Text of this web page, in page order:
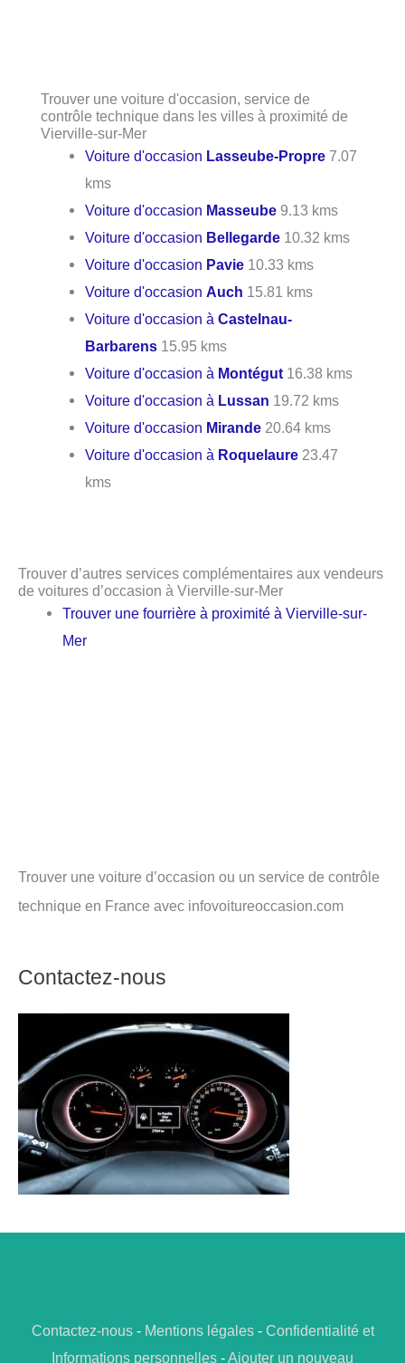
Trouver une voiture d'occasion, service de
contrôle technique dans les villes à proximité de
Vierville-sur-Mer
Voiture d'occasion Lasseube-Propre 7.07
kms
Voiture d'occasion Masseube 9.13 kms
Voiture d'occasion Bellegarde 10.32 kms
Voiture d'occasion Pavie 10.33 kms
Voiture d'occasionAuch 15.81 kms
Voiture d'occasion àCastelnau-
Barbarens 15.95 kms
Voiture d'occasion à Montégut 16.38 kms
Voiture d'occasion à Lussan 19.72 kms
Voiture d'occasion Mirande 20.64 kms
Voiture d'occasion à Roquelaure 23.47
kms
Trouver d’autres services complémentaires aux vendeurs
de voitures d’occasion à Vierville-sur-Mer
Trouver une fourrière à proximité à Vierville-sur-
Mer
Trouver une voiture d’occasion ou un service de contrôle
technique en France avec infovoitureoccasion.com
Contactez-nous
Contactez-nous- Mentions légales- Confidentialité et
Informations personnelles -Ajouter un nouveau